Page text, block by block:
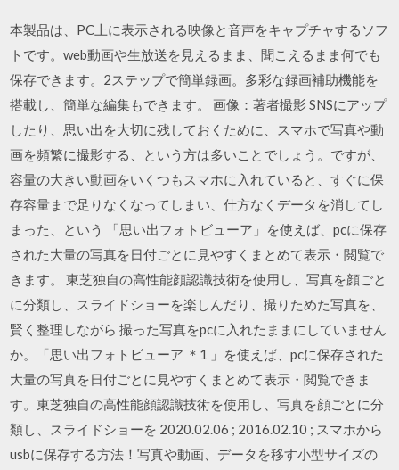
本製品は、PC上に表示される映像と音声をキャプチャするソフ
トです。web動画や生放送を見えるまま、聞こえるまま何でも
保存できます。2ステップで簡単録画。多彩な録画補助機能を
搭載し、簡単な編集もできます。 画像：著者撮影 SNSにアップ
したり、思い出を大切に残しておくために、スマホで写真や動
画を頻繁に撮影する、という方は多いことでしょう。ですが、
容量の大きい動画をいくつもスマホに入れていると、すぐに保
存容量まで足りなくなってしまい、仕方なくデータを消してし
まった、という 「思い出フォトビューア」を使えば、pcに保存
された大量の写真を日付ごとに見やすくまとめて表示・閲覧で
きます。 東芝独自の高性能顔認識技術を使用し、写真を顔ごと
に分類し、スライドショーを楽しんだり、撮りためた写真を、
賢く整理しながら 撮った写真をpcに入れたままにしていません
か。「思い出フォトビューア ＊1 」を使えば、pcに保存された
大量の写真を日付ごとに見やすくまとめて表示・閲覧できま
す。東芝独自の高性能顔認識技術を使用し、写真を顔ごとに分
類し、スライドショーを 2020.02.06 ; 2016.02.10 ; スマホから
usbに保存する方法！写真や動画、データを移す小型サイズの